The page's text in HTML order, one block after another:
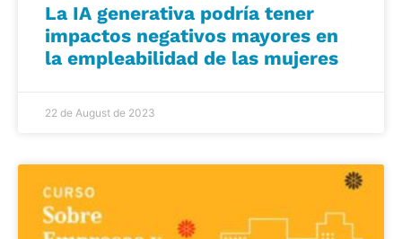
La IA generativa podría tener
impactos negativos mayores en
la empleabilidad de las mujeres
22 de August de 2023